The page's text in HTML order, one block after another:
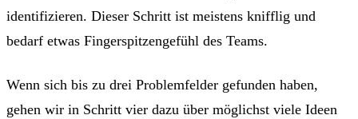
identifizieren. Dieser Schritt ist meistens knifflig und
bedarf etwas Fingerspitzengefühl des Teams.
Wenn sich bis zu drei Problemfelder gefunden haben,
gehen wir in Schritt vier dazu über möglichst viele Ideen